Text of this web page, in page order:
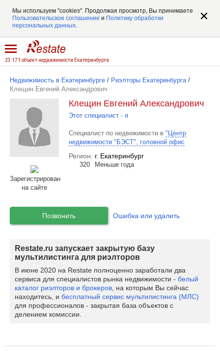
Мы используем "cookies". Продолжая просмотр, Вы принимаете
Пользовательское соглашение и Политику обработки
персональных данных.
23 171 объект недвижимости Екатеринбурга
Недвижимость в Екатеринбурге / Риэлторы Екатеринбурга /
Клещин Евгений Александрович
Зарегистрирован
на сайте
Клещин Евгений Александрович
Этот специалист - я
Специалист по недвижимости в "Центр
недвижимости "БЭСТ", головной офис
Регион: г. Екатеринбург
320 Меньше года
Позвонить Ошибка или удалить
Restate.ru запускает закрытую базу
мультилистинга для риэлторов
В июне 2020 на Restate полноценно заработали два
сервиса для специалистов рынка недвижимости - белый
каталог риэлторов и брокеров , на которым Вы сейчас
находитесь, и бесплатный сервис мультилистинга (МЛС)
для профессионалов - закрытая база объектов с
делением комиссии.